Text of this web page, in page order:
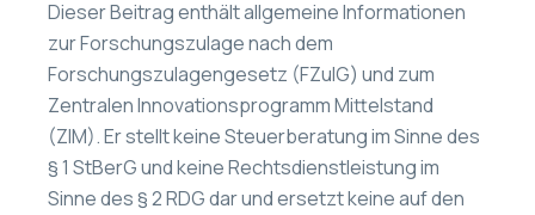
Dieser Beitrag enthält allgemeine Informationen
zur Forschungszulage nach dem
Forschungszulagengesetz (FZulG) und zum
Zentralen Innovationsprogramm Mittelstand
(ZIM). Er stellt keine Steuerberatung im Sinne des
§ 1 StBerG und keine Rechtsdienstleistung im
Sinne des § 2 RDG dar und ersetzt keine auf den